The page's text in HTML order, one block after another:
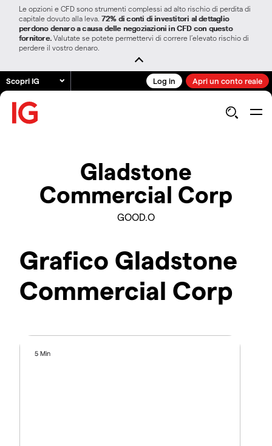
Le opzioni e CFD sono strumenti complessi ad alto rischio di perdita di
capitale dovuto alla leva. 72% di conti di investitori al dettaglio
perdono denaro a causa delle negoziazioni in CFD con questo
fornitore. Valutate se potete permettervi di correre l’elevato rischio di
perdere il vostro denaro.
Scopri IG Log in Apri un conto reale
Gladstone
Commercial Corp
GOOD.O
Grafico Gladstone
Commercial Corp
5 Min